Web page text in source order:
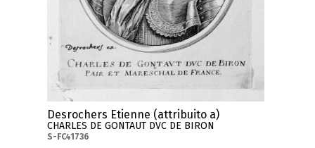
Desrochers Etienne (attribuito a)
CHARLES DE GONTAUT DVC DE BIRON
S-FC41736